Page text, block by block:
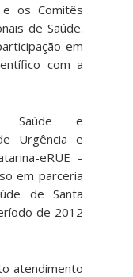
e os Comitês
de Saúde.
em
com a
Saúde e
Urgência e
eRUE –
em parceria
de Santa
de 2012
atendimento